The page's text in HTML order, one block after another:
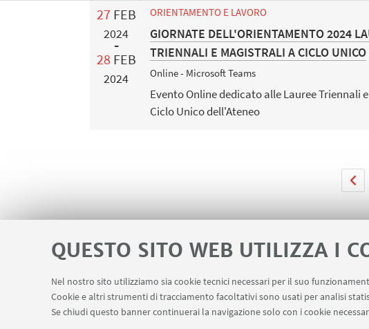
QUESTO SITO WEB UTILIZZA I
Nel nostro sito utilizziamo sia cookie tecnici necessari per il suo
Cookie e altri strumenti di tracciamento facoltativi sono usati per analisi
Se chiudi questo banner continuerai la navigazione solo con i cookie
27 FEB
2024
28 FEB
2024
ORIENTAMENTO E LAVORO
GIORNATE DELL'ORIENTAMENTO 2024
TRIENNALI E MAGISTRALI A CICLO UNICO
Online - Microsoft Teams
Evento Online dedicato alle Lauree Triennali
Ciclo Unico dell'Ateneo
LINK UTILI Contatti Area riservata Prenotazione risorse